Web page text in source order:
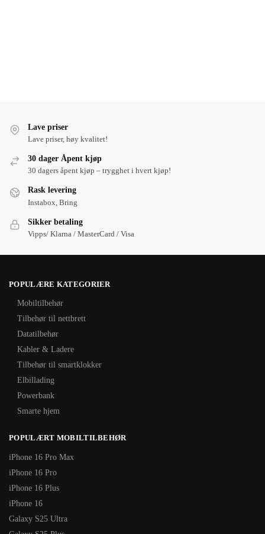
Lave priser
Lave priser, høy kvalitet!
30 dager Åpent kjøp
30 dagers åpent kjøp – trygghet i hvert kjøp!
Rask levering
Instabox, Bring
Sikker betaling
Vipps/ Klarna / MasterCard / Visa
POPULÆRE KATEGORIER
Mobiltilbehør
Tilbehør til nettbrett
Datatilbehør
Kabler & Ladere
Tilbehør til smartklokker
Elbillading
Powerbank
Smarte hjem
POPULÆRT MOBILTILBEHØR
iPhone 16 Pro Max
iPhone 16 Pro
iPhone 16 Plus
iPhone 16
Galaxy S25 Ultra